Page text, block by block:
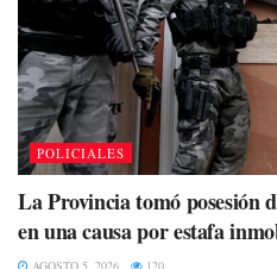
POLICIALES
La Provincia tomó posesión
en una causa por estafa